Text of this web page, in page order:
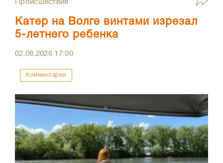
Происшествия
Катер на Волге винтами изрезал
5-летнего ребенка
02.08.2026 17:00
Комментарии